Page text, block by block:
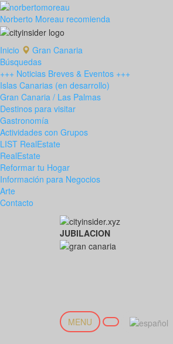
Norberto Moreau recomienda
Inicio
Gran Canaria
Búsquedas
+++ Noticias Breves & Eventos +++
Islas Canarias (en desarrollo)
Gran Canaria / Las Palmas
Destinos para visitar
Gastronomía
Actividades con Grupos
LIST RealEstate
RealEstate
Reformar tu Hogar
Información para Negocios
Arte
Contacto
JUBILACION
MENU